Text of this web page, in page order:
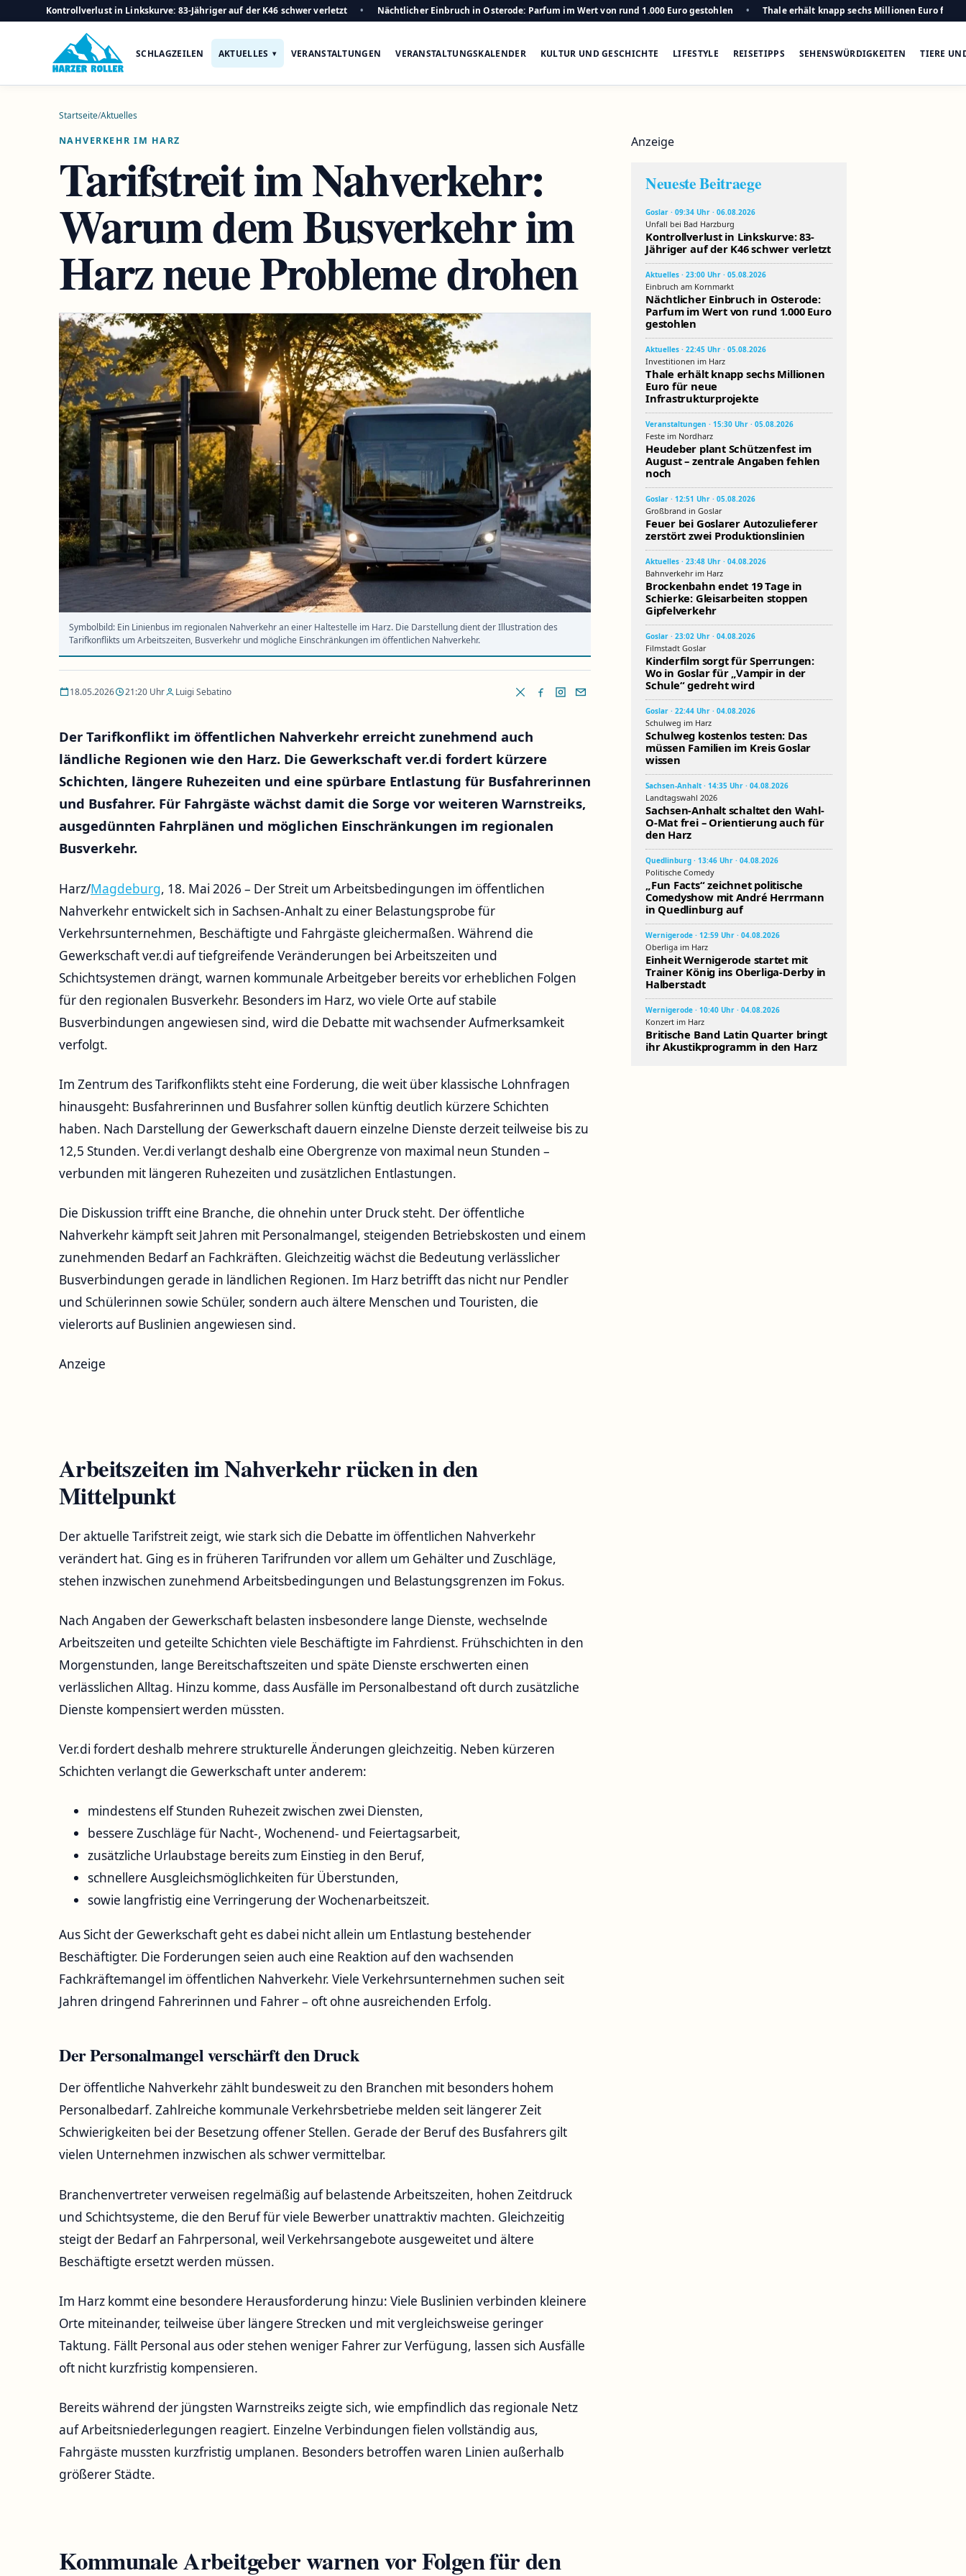
Kontrollverlust in Linkskurve: 83-Jähriger auf der K46 schwer verletzt Nächtlicher Einbruch in Osterode: Parfum im Wert von rund 1.000 Euro gestohlen Thale erhält knapp sechs Millionen Euro für
SCHLAGZEILEN AKTUELLES VERANSTALTUNGEN VERANSTALTUNGSKALENDER KULTUR UND GESCHICHTE LIFESTYLE REISETIPPS SEHENSWÜRDIGKEITEN TIERE
Startseite/Aktuelles
NAHVERKEHR IM HARZ
Tarifstreit im Nahverkehr:
Warum dem Busverkehr im
Harz neue Probleme drohen
Symbolbild: Ein Linienbus im regionalen Nahverkehr an einer Haltestelle im Harz. Die Darstellung dient der Illustration des
Tarifkonflikts um Arbeitszeiten, Busverkehr und mögliche Einschränkungen im öffentlichen Nahverkehr.
18.05.2026 21:20 Uhr Luigi Sebatino
Der Tarifkonflikt im öffentlichen Nahverkehr erreicht zunehmend auch
ländliche Regionen wie den Harz. Die Gewerkschaft ver.di fordert kürzere
Schichten, längere Ruhezeiten und eine spürbare Entlastung für Busfahrerinnen
und Busfahrer. Für Fahrgäste wächst damit die Sorge vor weiteren Warnstreiks,
ausgedünnten Fahrplänen und möglichen Einschränkungen im regionalen
Busverkehr.
Harz/Magdeburg, 18. Mai 2026 – Der Streit um Arbeitsbedingungen im öffentlichen
Nahverkehr entwickelt sich in Sachsen-Anhalt zu einer Belastungsprobe für
Verkehrsunternehmen, Beschäftigte und Fahrgäste gleichermaßen. Während die
Gewerkschaft ver.di auf tiefgreifende Veränderungen bei Arbeitszeiten und
Schichtsystemen drängt, warnen kommunale Arbeitgeber bereits vor erheblichen Folgen
für den regionalen Busverkehr. Besonders im Harz, wo viele Orte auf stabile
Busverbindungen angewiesen sind, wird die Debatte mit wachsender Aufmerksamkeit
verfolgt.
Im Zentrum des Tarifkonflikts steht eine Forderung, die weit über klassische Lohnfragen
hinausgeht: Busfahrerinnen und Busfahrer sollen künftig deutlich kürzere Schichten
haben. Nach Darstellung der Gewerkschaft dauern einzelne Dienste derzeit teilweise bis zu
12,5 Stunden. Ver.di verlangt deshalb eine Obergrenze von maximal neun Stunden –
verbunden mit längeren Ruhezeiten und zusätzlichen Entlastungen.
Die Diskussion trifft eine Branche, die ohnehin unter Druck steht. Der öffentliche
Nahverkehr kämpft seit Jahren mit Personalmangel, steigenden Betriebskosten und einem
zunehmenden Bedarf an Fachkräften. Gleichzeitig wächst die Bedeutung verlässlicher
Busverbindungen gerade in ländlichen Regionen. Im Harz betrifft das nicht nur Pendler
und Schülerinnen sowie Schüler, sondern auch ältere Menschen und Touristen, die
vielerorts auf Buslinien angewiesen sind.
Anzeige
Arbeitszeiten im Nahverkehr rücken in den
Mittelpunkt
Der aktuelle Tarifstreit zeigt, wie stark sich die Debatte im öffentlichen Nahverkehr
verändert hat. Ging es in früheren Tarifrunden vor allem um Gehälter und Zuschläge,
stehen inzwischen zunehmend Arbeitsbedingungen und Belastungsgrenzen im Fokus.
Nach Angaben der Gewerkschaft belasten insbesondere lange Dienste, wechselnde
Arbeitszeiten und geteilte Schichten viele Beschäftigte im Fahrdienst. Frühschichten in den
Morgenstunden, lange Bereitschaftszeiten und späte Dienste erschwerten einen
verlässlichen Alltag. Hinzu komme, dass Ausfälle im Personalbestand oft durch zusätzliche
Dienste kompensiert werden müssten.
Ver.di fordert deshalb mehrere strukturelle Änderungen gleichzeitig. Neben kürzeren
Schichten verlangt die Gewerkschaft unter anderem:
mindestens elf Stunden Ruhezeit zwischen zwei Diensten,
bessere Zuschläge für Nacht-, Wochenend- und Feiertagsarbeit,
zusätzliche Urlaubstage bereits zum Einstieg in den Beruf,
schnellere Ausgleichsmöglichkeiten für Überstunden,
sowie langfristig eine Verringerung der Wochenarbeitszeit.
Aus Sicht der Gewerkschaft geht es dabei nicht allein um Entlastung bestehender
Beschäftigter. Die Forderungen seien auch eine Reaktion auf den wachsenden
Fachkräftemangel im öffentlichen Nahverkehr. Viele Verkehrsunternehmen suchen seit
Jahren dringend Fahrerinnen und Fahrer – oft ohne ausreichenden Erfolg.
Der Personalmangel verschärft den Druck
Der öffentliche Nahverkehr zählt bundesweit zu den Branchen mit besonders hohem
Personalbedarf. Zahlreiche kommunale Verkehrsbetriebe melden seit längerer Zeit
Schwierigkeiten bei der Besetzung offener Stellen. Gerade der Beruf des Busfahrers gilt
vielen Unternehmen inzwischen als schwer vermittelbar.
Branchenvertreter verweisen regelmäßig auf belastende Arbeitszeiten, hohen Zeitdruck
und Schichtsysteme, die den Beruf für viele Bewerber unattraktiv machten. Gleichzeitig
steigt der Bedarf an Fahrpersonal, weil Verkehrsangebote ausgeweitet und ältere
Beschäftigte ersetzt werden müssen.
Im Harz kommt eine besondere Herausforderung hinzu: Viele Buslinien verbinden kleinere
Orte miteinander, teilweise über längere Strecken und mit vergleichsweise geringer
Taktung. Fällt Personal aus oder stehen weniger Fahrer zur Verfügung, lassen sich Ausfälle
oft nicht kurzfristig kompensieren.
Bereits während der jüngsten Warnstreiks zeigte sich, wie empfindlich das regionale Netz
auf Arbeitsniederlegungen reagiert. Einzelne Verbindungen fielen vollständig aus,
Fahrgäste mussten kurzfristig umplanen. Besonders betroffen waren Linien außerhalb
größerer Städte.
Kommunale Arbeitgeber warnen vor Folgen für den
Anzeige
Neueste Beitraege
Goslar · 09:34 Uhr · 06.08.2026
Unfall bei Bad Harzburg
Kontrollverlust in Linkskurve: 83-
Jähriger auf der K46 schwer verletzt
Aktuelles · 23:00 Uhr · 05.08.2026
Einbruch am Kornmarkt
Nächtlicher Einbruch in Osterode:
Parfum im Wert von rund 1.000 Euro
gestohlen
Aktuelles · 22:45 Uhr · 05.08.2026
Investitionen im Harz
Thale erhält knapp sechs Millionen
Euro für neue
Infrastrukturprojekte
Veranstaltungen · 15:30 Uhr · 05.08.2026
Feste im Nordharz
Heudeber plant Schützenfest im
August – zentrale Angaben fehlen
noch
Goslar · 12:51 Uhr · 05.08.2026
Großbrand in Goslar
Feuer bei Goslarer Autozulieferer
zerstört zwei Produktionslinien
Aktuelles · 23:48 Uhr · 04.08.2026
Bahnverkehr im Harz
Brockenbahn endet 19 Tage in
Schierke: Gleisarbeiten stoppen
Gipfelverkehr
Goslar · 23:02 Uhr · 04.08.2026
Filmstadt Goslar
Kinderfilm sorgt für Sperrungen:
Wo in Goslar für „Vampir in der
Schule“ gedreht wird
Goslar · 22:44 Uhr · 04.08.2026
Schulweg im Harz
Schulweg kostenlos testen: Das
müssen Familien im Kreis Goslar
wissen
Sachsen-Anhalt · 14:35 Uhr · 04.08.2026
Landtagswahl 2026
Sachsen-Anhalt schaltet den Wahl-
O-Mat frei – Orientierung auch für
den Harz
Quedlinburg · 13:46 Uhr · 04.08.2026
Politische Comedy
„Fun Facts“ zeichnet politische
Comedyshow mit André Herrmann
in Quedlinburg auf
Wernigerode · 12:59 Uhr · 04.08.2026
Oberliga im Harz
Einheit Wernigerode startet mit
Trainer König ins Oberliga-Derby in
Halberstadt
Wernigerode · 10:40 Uhr · 04.08.2026
Konzert im Harz
Britische Band Latin Quarter bringt
ihr Akustikprogramm in den Harz